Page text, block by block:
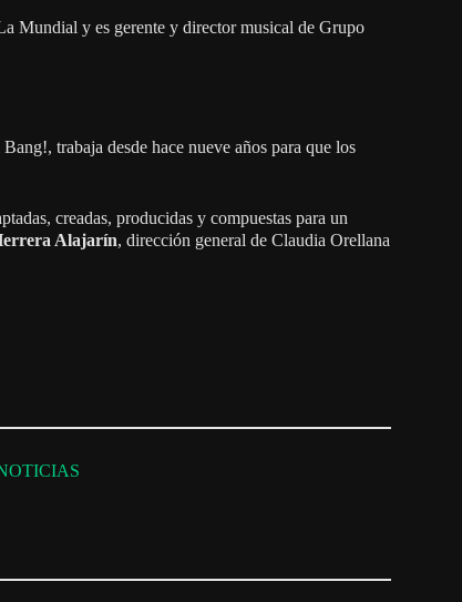
Mundial y es gerente y director musical de Grupo
trabaja desde hace nueve años para que los
creadas, producidas y compuestas para un
Alajarín, dirección general de Claudia Orellana